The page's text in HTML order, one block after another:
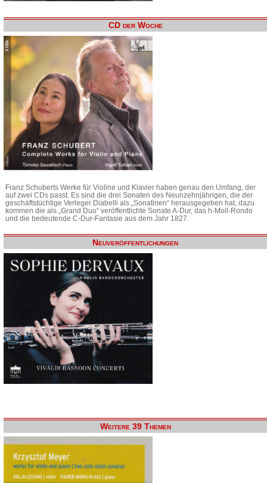
CD der Woche
Franz Schuberts Werke für Violine und Klavier haben genau den Umfang, der
auf zwei CDs passt. Es sind die drei Sonaten des Neunzehnjährigen, die der
geschäftstüchtige Verleger Diabelli als „Sonatinen“ herausgegeben hat, dazu
kommen die als „Grand Duo“ veröffentlichte Sonate A-Dur, das h-Moll-Rondo
und die bedeutende C-Dur-Fantasie aus dem Jahr 1827.
Neuveröffentlichungen
Weitere 39 Themen